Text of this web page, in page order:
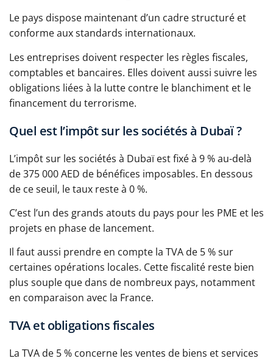
Le pays dispose maintenant d’un cadre structuré et
conforme aux standards internationaux.
Les entreprises doivent respecter les règles fiscales,
comptables et bancaires. Elles doivent aussi suivre les
obligations liées à la lutte contre le blanchiment et le
financement du terrorisme.
Quel est l’impôt sur les sociétés à Dubaï ?
L’impôt sur les sociétés à Dubaï est fixé à 9 % au-delà
de 375 000 AED de bénéfices imposables. En dessous
de ce seuil, le taux reste à 0 %.
C’est l’un des grands atouts du pays pour les PME et les
projets en phase de lancement.
Il faut aussi prendre en compte la TVA de 5 % sur
certaines opérations locales. Cette fiscalité reste bien
plus souple que dans de nombreux pays, notamment
en comparaison avec la France.
TVA et obligations fiscales
La TVA de 5 % concerne les ventes de biens et services